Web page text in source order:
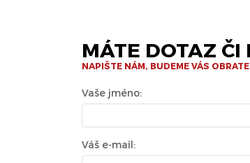
MÁTE DOTAZ ČI
NAPIŠTE NÁM, BUDEME VÁS
Vaše jméno:
Váš e-mail: